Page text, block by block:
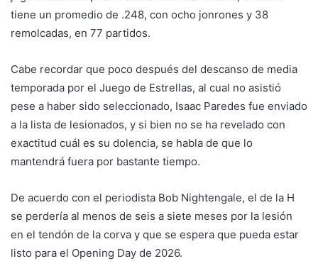
tiene un promedio de .248, con ocho jonrones y 38
remolcadas, en 77 partidos.
Cabe recordar que poco después del descanso de media
temporada por el Juego de Estrellas, al cual no asistió
pese a haber sido seleccionado, Isaac Paredes fue enviado
a la lista de lesionados, y si bien no se ha revelado con
exactitud cuál es su dolencia, se habla de que lo
mantendrá fuera por bastante tiempo.
De acuerdo con el periodista Bob Nightengale, el de la H
se perdería al menos de seis a siete meses por la lesión
en el tendón de la corva y que se espera que pueda estar
listo para el Opening Day de 2026.